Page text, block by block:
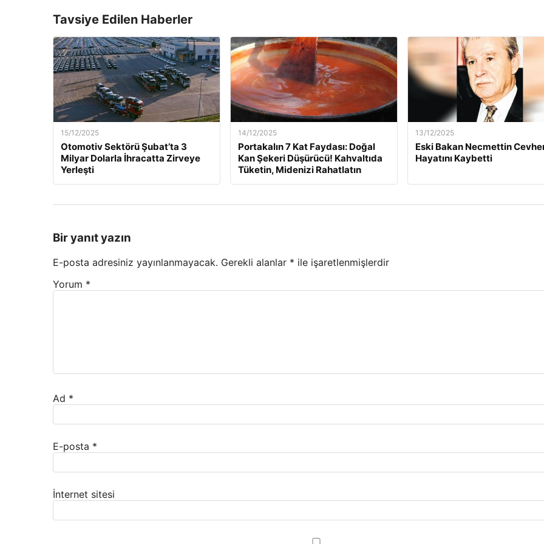
Tavsiye Edilen Haberler
15/12/2025
Otomotiv Sektörü Şubat’ta 3
Milyar Dolarla İhracatta Zirveye
Yerleşti
14/12/2025
Portakalın 7 Kat Faydası: Doğal
Kan Şekeri Düşürücü! Kahvaltıda
Tüketin, Midenizi Rahatlatın
13/12/2025
Eski Bakan Necmettin
Hayatını Kaybetti
Bir yanıt yazın
E-posta adresiniz yayınlanmayacak. Gerekli alanlar * ile işaretlenmişlerdir
Yorum *
Ad *
E-posta *
İnternet sitesi